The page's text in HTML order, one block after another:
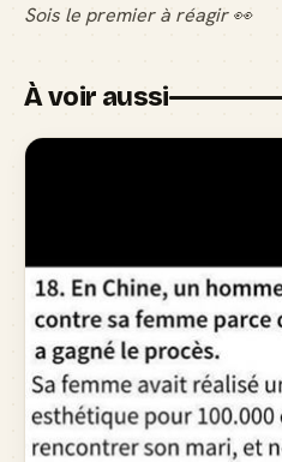
Sois le premier à réagir 👀
À voir aussi